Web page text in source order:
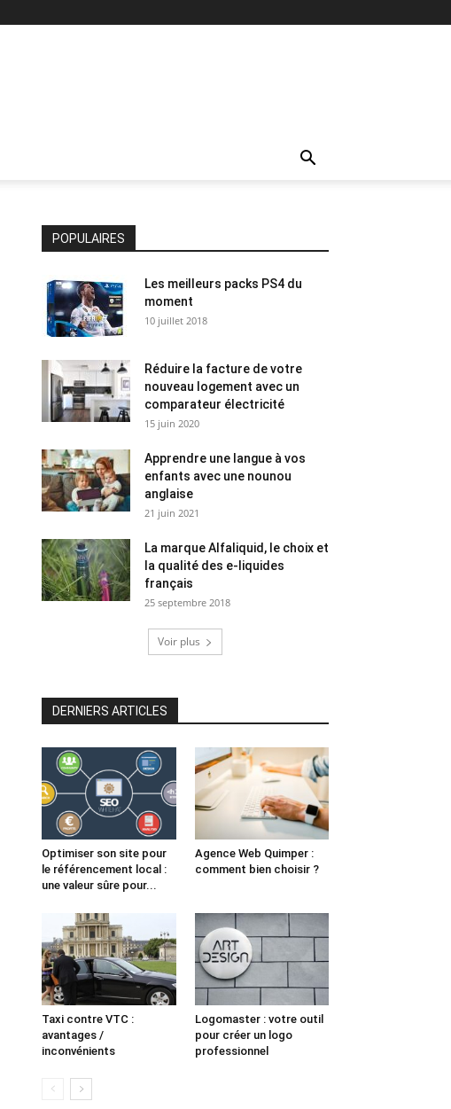
POPULAIRES
Les meilleurs packs PS4 du
moment
10 juillet 2018
Réduire la facture de votre
nouveau logement avec un
comparateur électricité
15 juin 2020
Apprendre une langue à vos
enfants avec une nounou
anglaise
21 juin 2021
La marque Alfaliquid, le choix et
la qualité des e-liquides
français
25 septembre 2018
Voir plus
DERNIERS ARTICLES
Optimiser son site pour
le référencement local :
une valeur sûre pour...
Agence Web Quimper :
comment bien choisir ?
Taxi contre VTC :
avantages /
inconvénients
Logomaster : votre outil
pour créer un logo
professionnel